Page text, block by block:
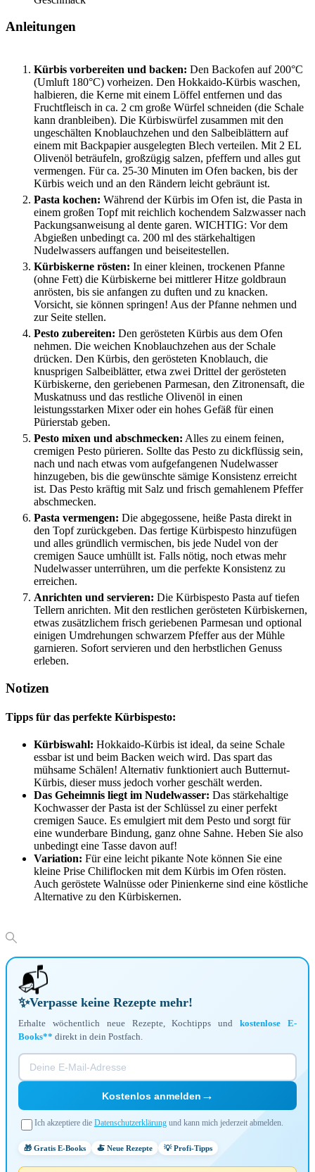
Anleitungen
Kürbis vorbereiten und backen: Den Backofen auf 200°C
(Umluft 180°C) vorheizen. Den Hokkaido-Kürbis waschen,
halbieren, die Kerne mit einem Löffel entfernen und das
Fruchtfleisch in ca. 2 cm große Würfel schneiden (die Schale
kann dranbleiben). Die Kürbiswürfel zusammen mit den
ungeschälten Knoblauchzehen und den Salbeiblättern auf
einem mit Backpapier ausgelegten Blech verteilen. Mit 2 EL
Olivenöl beträufeln, großzügig salzen, pfeffern und alles gut
vermengen. Für ca. 25-30 Minuten im Ofen backen, bis der
Kürbis weich und an den Rändern leicht gebräunt ist.
Pasta kochen: Während der Kürbis im Ofen ist, die Pasta in
einem großen Topf mit reichlich kochendem Salzwasser nach
Packungsanweisung al dente garen. WICHTIG: Vor dem
Abgießen unbedingt ca. 200 ml des stärkehaltigen
Nudelwassers auffangen und beiseitestellen.
Kürbiskerne rösten: In einer kleinen, trockenen Pfanne
(ohne Fett) die Kürbiskerne bei mittlerer Hitze goldbraun
anrösten, bis sie anfangen zu duften und zu knacken.
Vorsicht, sie können springen! Aus der Pfanne nehmen und
zur Seite stellen.
Pesto zubereiten: Den gerösteten Kürbis aus dem Ofen
nehmen. Die weichen Knoblauchzehen aus der Schale
drücken. Den Kürbis, den gerösteten Knoblauch, die
knusprigen Salbeiblätter, etwa zwei Drittel der gerösteten
Kürbiskerne, den geriebenen Parmesan, den Zitronensaft, die
Muskatnuss und das restliche Olivenöl in einen
leistungsstarken Mixer oder ein hohes Gefäß für einen
Pürierstab geben.
Pesto mixen und abschmecken: Alles zu einem feinen,
cremigen Pesto pürieren. Sollte das Pesto zu dickflüssig sein,
nach und nach etwas vom aufgefangenen Nudelwasser
hinzugeben, bis die gewünschte sämige Konsistenz erreicht
ist. Das Pesto kräftig mit Salz und frisch gemahlenem Pfeffer
abschmecken.
Pasta vermengen: Die abgegossene, heiße Pasta direkt in
den Topf zurückgeben. Das fertige Kürbispesto hinzufügen
und alles gründlich vermischen, bis jede Nudel von der
cremigen Sauce umhüllt ist. Falls nötig, noch etwas mehr
Nudelwasser unterrühren, um die perfekte Konsistenz zu
erreichen.
Anrichten und servieren: Die Kürbispesto Pasta auf tiefen
Tellern anrichten. Mit den restlichen gerösteten Kürbiskernen,
etwas zusätzlichem frisch geriebenen Parmesan und optional
einigen Umdrehungen schwarzem Pfeffer aus der Mühle
garnieren. Sofort servieren und den herbstlichen Genuss
erleben.
Notizen
Tipps für das perfekte Kürbispesto:
Kürbiswahl: Hokkaido-Kürbis ist ideal, da seine Schale
essbar ist und beim Backen weich wird. Das spart das
mühsame Schälen! Alternativ funktioniert auch Butternut-
Kürbis, dieser muss jedoch vorher geschält werden.
Das Geheimnis liegt im Nudelwasser: Das stärkehaltige
Kochwasser der Pasta ist der Schlüssel zu einer perfekt
cremigen Sauce. Es emulgiert mit dem Pesto und sorgt für
eine wunderbare Bindung, ganz ohne Sahne. Heben Sie also
unbedingt eine Tasse davon auf!
Variation: Für eine leicht pikante Note können Sie eine
kleine Prise Chiliflocken mit dem Kürbis im Ofen rösten.
Auch geröstete Walnüsse oder Pinienkerne sind eine köstliche
Alternative zu den Kürbiskernen.
📬
✨Verpasse keine Rezepte mehr!
Erhalte wöchentlich neue Rezepte, Kochtipps undkostenlose E-
Books** direkt in dein Postfach.
Kostenlos anmelden →
Ich akzeptiere die Datenschutzerklärung und kann mich jederzeit abmelden.
🎁 Gratis E-Books 🍝 Neue Rezepte 💡 Profi-Tipps